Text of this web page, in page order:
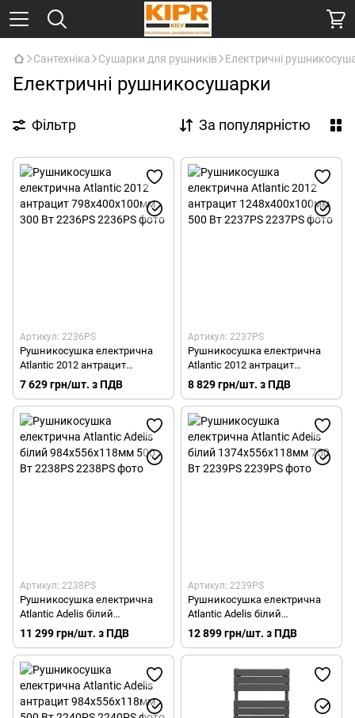
Сантехніка Сушарки для рушників Електричні
Електричні рушникосушарки
Фільтр За популярністю
Артикул: 2236PS
Рушникосушка електрична
Atlantic 2012 антрацит
798х400х100мм 300 Вт 2236PS
7 629 грн/шт. з ПДВ
Артикул: 2237PS
Рушникосушка електрична
Atlantic 2012 антрацит
1248х400х100мм 500 Вт
8 829 грн/шт. з ПДВ
Артикул: 2238PS
Рушникосушка електрична
Atlantic Adelis білий
984х556х118мм 500 Вт 2238PS
11 299 грн/шт. з ПДВ
Артикул: 2239PS
Рушникосушка електрична
Atlantic Adelis білий
1374х556х118мм 750 Вт
12 899 грн/шт. з ПДВ